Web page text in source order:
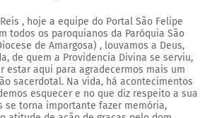
, hoje a equipe do Portal São Felipe
todos os paroquianos da Paróquia São
de Amargosa) , louvamos a Deus,
de quem a Providencia Divina se serviu,
estar aqui para agradecermos mais um
sacerdotal. Na vida, há acontecimentos
esquecer e no que diz respeito a sua
se torna importante fazer memória,